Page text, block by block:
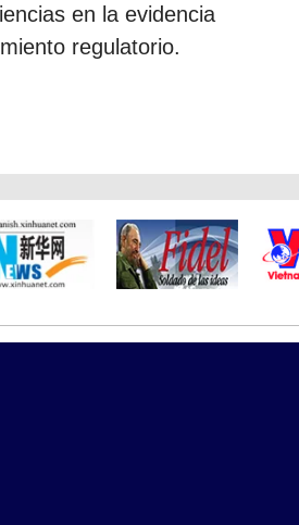
en la evidencia
regulatorio.